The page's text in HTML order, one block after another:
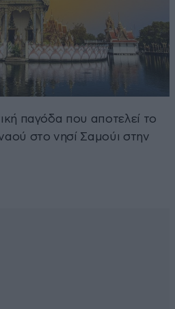
παγόδα που αποτελεί το
στο νησί Σαμούι στην